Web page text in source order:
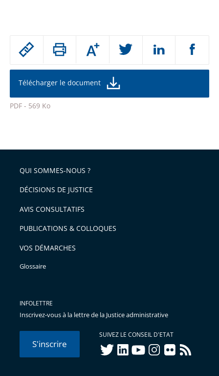
Passer
partage
de
l'article
pour
Augmenter
ou
la
de
police
Télécharger le document
PDF - 569 Ko
l'article
pour
avant
QUI SOMMES-NOUS ?
DÉCISIONS DE JUSTICE
AVIS CONSULTATIFS
PUBLICATIONS & COLLOQUES
VOS DÉMARCHES
Glossaire
INFOLETTRE
Inscrivez-vous à la lettre de la Justice administrative
S'inscrire
SUIVEZ LE CONSEIL D'ETAT
twitterlinkedInyoutubeinstagram
flickr rss